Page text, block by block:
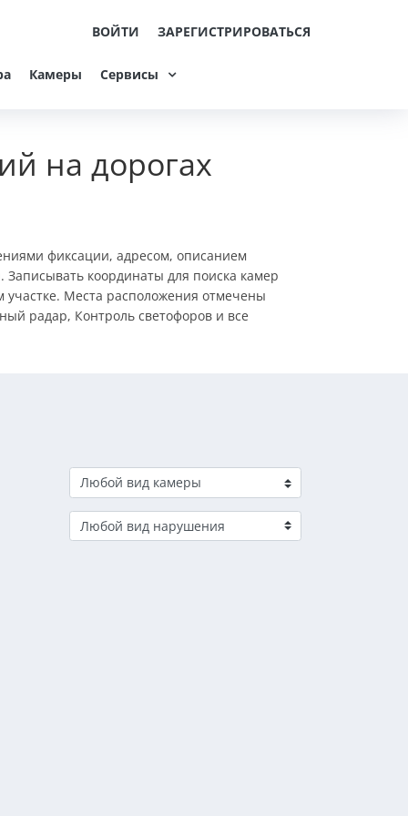
ВОЙТИ ЗАРЕГИСТРИРОВАТЬСЯ
Камеры Сервисы
на дорогах
фиксации, адресом, описанием
координаты для поиска камер
Места расположения отмечены
радар, Контроль светофоров и все